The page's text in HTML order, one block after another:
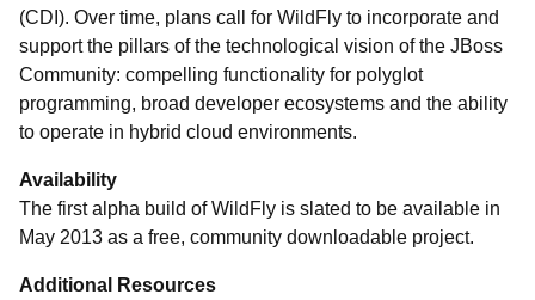
(CDI). Over time, plans call for WildFly to incorporate and
support the pillars of the technological vision of the JBoss
Community: compelling functionality for polyglot
programming, broad developer ecosystems and the ability
to operate in hybrid cloud environments.
Availability
The first alpha build of WildFly is slated to be available in
May 2013 as a free, community downloadable project.
Additional Resources